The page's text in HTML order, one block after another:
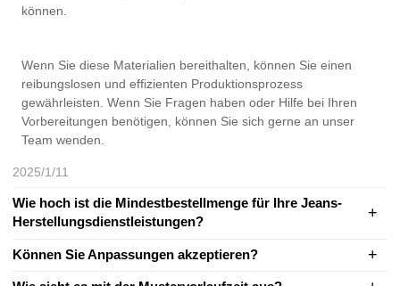
können.
Wenn Sie diese Materialien bereithalten, können Sie einen
reibungslosen und effizienten Produktionsprozess
gewährleisten. Wenn Sie Fragen haben oder Hilfe bei Ihren
Vorbereitungen benötigen, können Sie sich gerne an unser
Team wenden.
2025/1/11
Wie hoch ist die Mindestbestellmenge für Ihre Jeans-
Herstellungsdienstleistungen?
Können Sie Anpassungen akzeptieren?